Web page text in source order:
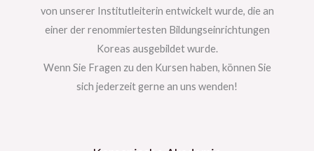
von unserer Institutleiterin entwickelt wurde, die an
einer der renommiertesten Bildungseinrichtungen
Koreas ausgebildet wurde.
Wenn Sie Fragen zu den Kursen haben, können Sie
sich jederzeit gerne an uns wenden!